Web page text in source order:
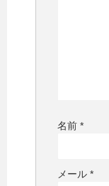
名前 *
メール *